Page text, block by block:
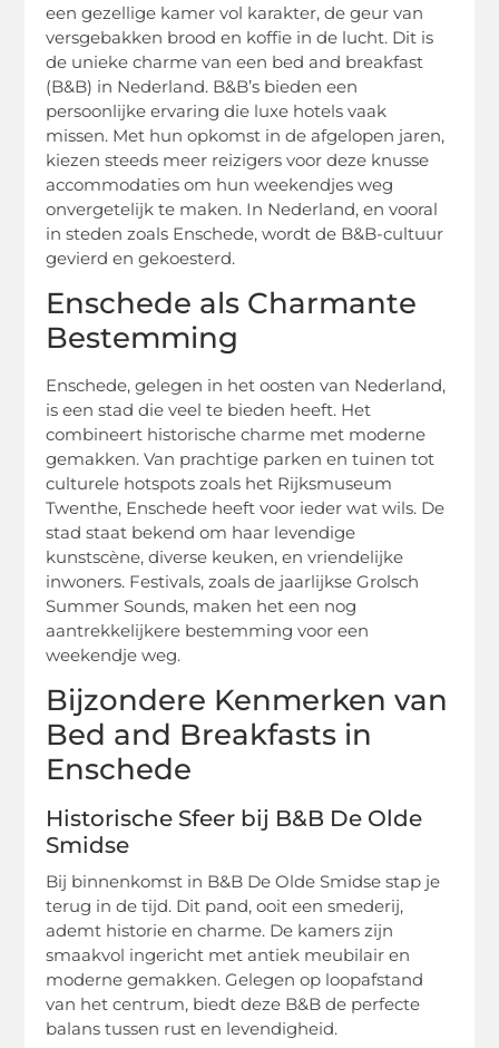
een gezellige kamer vol karakter, de geur van
versgebakken brood en koffie in de lucht. Dit is
de unieke charme van een bed and breakfast
(B&B) in Nederland. B&B’s bieden een
persoonlijke ervaring die luxe hotels vaak
missen. Met hun opkomst in de afgelopen jaren,
kiezen steeds meer reizigers voor deze knusse
accommodaties om hun weekendjes weg
onvergetelijk te maken. In Nederland, en vooral
in steden zoals Enschede, wordt de B&B-cultuur
gevierd en gekoesterd.
Enschede als Charmante
Bestemming
Enschede, gelegen in het oosten van Nederland,
is een stad die veel te bieden heeft. Het
combineert historische charme met moderne
gemakken. Van prachtige parken en tuinen tot
culturele hotspots zoals het Rijksmuseum
Twenthe, Enschede heeft voor ieder wat wils. De
stad staat bekend om haar levendige
kunstscène, diverse keuken, en vriendelijke
inwoners. Festivals, zoals de jaarlijkse Grolsch
Summer Sounds, maken het een nog
aantrekkelijkere bestemming voor een
weekendje weg.
Bijzondere Kenmerken van
Bed and Breakfasts in
Enschede
Historische Sfeer bij B&B De Olde
Smidse
Bij binnenkomst in B&B De Olde Smidse stap je
terug in de tijd. Dit pand, ooit een smederij,
ademt historie en charme. De kamers zijn
smaakvol ingericht met antiek meubilair en
moderne gemakken. Gelegen op loopafstand
van het centrum, biedt deze B&B de perfecte
balans tussen rust en levendigheid.